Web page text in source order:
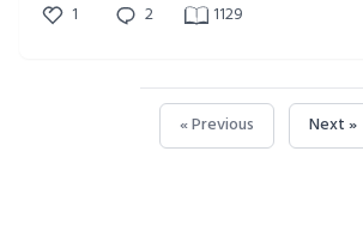
1
2 1129
« Previous Next »